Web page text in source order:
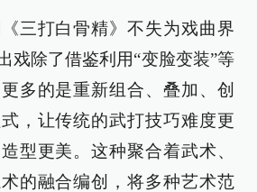
三打白骨精》不失为戏曲界
戏除了借鉴利用“变脸变装”等
多的是重新组合、叠加、创
，让传统的武打技巧难度更
型更美。这种聚合着武术、
的融合编创，将多种艺术范